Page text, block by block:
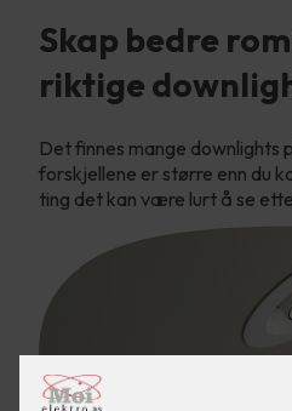
Skap bedre
riktige
Det finnes mange downlights
forskjellene er større enn du
ting det kan være lurt å se